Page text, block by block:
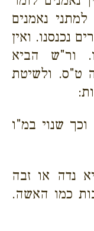
למתני נאמנים
נכנסנו. ואין
ור"ש הביא
ט"ס. ולשיטת
שנוי במ"ו
נדה או זבה
כמו האשה.